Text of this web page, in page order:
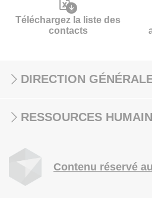
Téléchargez la liste des
contacts
DIRECTION
RESSOURCES
Contenu réservé